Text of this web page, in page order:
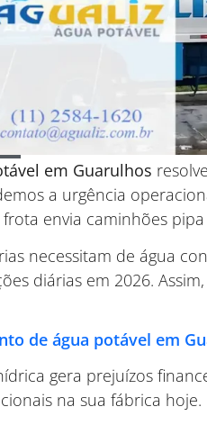
em Guarulhos
a urgência
envia caminhões
necessitam de água
diárias em 2026.
de água potável em
gera prejuízos
na sua fábrica